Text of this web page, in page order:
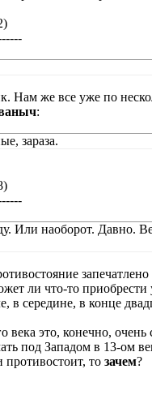
Нам же все уже по
:
зараза.
Или наоборот. Давно.
ли что-то приобрести
в середине, в конце
века это, конечно,
под Западом в 13-ом
то зачем?